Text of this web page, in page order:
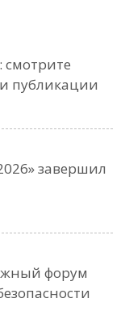
публикации
завершил
форум